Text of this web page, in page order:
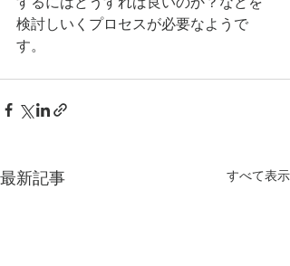
検討しいくプロセスが必要なようで
す。
最新記事 すべて表示